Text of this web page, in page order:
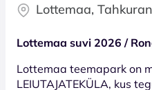
Lottemaa,
Lottemaa suvi 2026 /
Lottemaa teemapark on
LEIUTAJATEKÜLA, kus